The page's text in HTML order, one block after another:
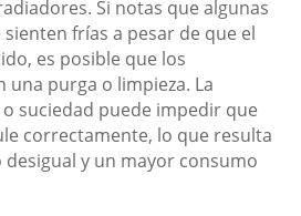
Si notas que algunas
frías a pesar de que el
es posible que los
una purga o limpieza. La
suciedad puede impedir que
correctamente, lo que resulta
y un mayor consumo